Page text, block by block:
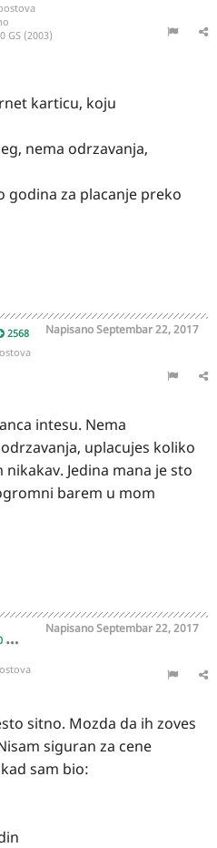
GS (2003)
karticu, koju
nema odrzavanja,
godina za placanje preko
2568 NapisanoSeptembar 22, 2017
intesu. Nema
uplacujes koliko
Jedina mana je sto
barem u mom
NapisanoSeptembar 22, 2017
sitno. Mozda da ih zoves
siguran za cene
sam bio: